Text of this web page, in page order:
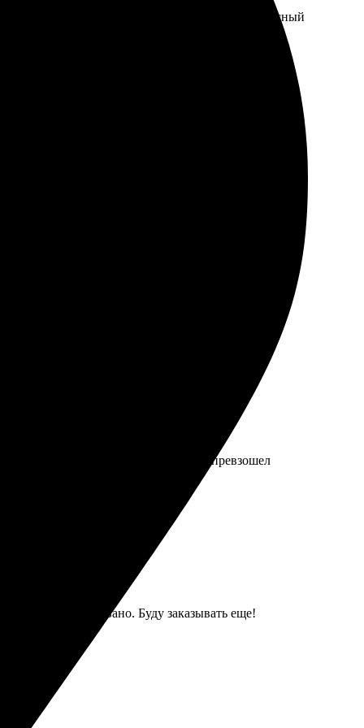
что нельзя было добавить рукописный
Анна помогла все оперативно исправить, даже
и без проблем. Результат превзошел
аккуратно упаковано. Буду заказывать еще!